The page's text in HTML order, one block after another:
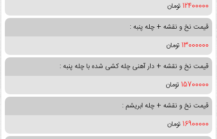
12400000 تومان
قیمت نخ و نقشه + چله پنبه :
13000000 تومان
قیمت نخ و نقشه + دار آهنی چله کشی شده با چله پنبه :
15700000 تومان
قیمت نخ و نقشه + چله ابریشم :
16900000 تومان